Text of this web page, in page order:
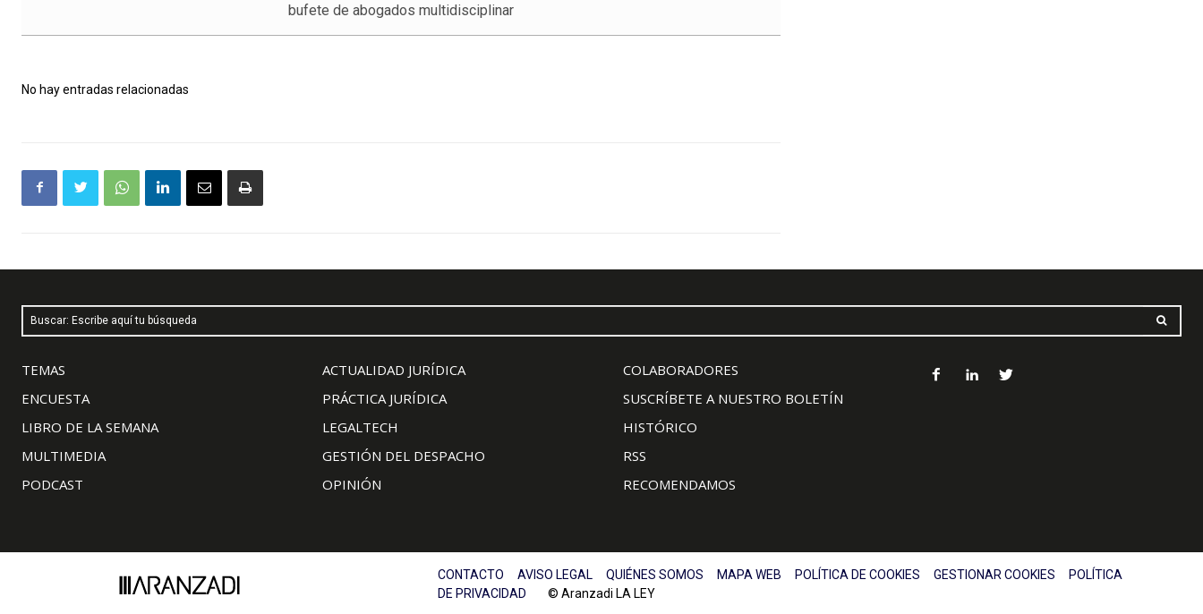
bufete de abogados multidisciplinar
No hay entradas relacionadas
Buscar: Escribe aquí tu búsqueda
TEMAS
ENCUESTA
LIBRO DE LA SEMANA
MULTIMEDIA
PODCAST
ACTUALIDAD JURÍDICA
PRÁCTICA JURÍDICA
LEGALTECH
GESTIÓN DEL DESPACHO
OPINIÓN
COLABORADORES
SUSCRÍBETE A NUESTRO BOLETÍN
HISTÓRICO
RSS
RECOMENDAMOS
CONTACTO AVISO LEGAL QUIÉNES SOMOS MAPA WEB POLÍTICA DE COOKIES GESTIONAR COOKIES
POLÍTICA
DE PRIVACIDAD © Aranzadi LA LEY